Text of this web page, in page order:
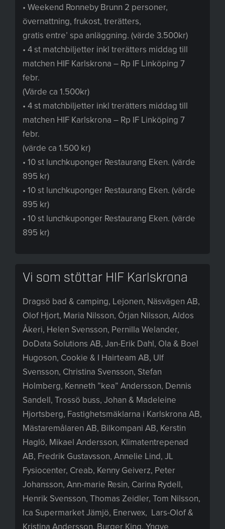
• Weekend Ronneby Brunn 2 personer,
övernattning, frukost, trerätters,
gratis entre’ spa anläggning. (värde 3.500kr)
• 4 st matchbiljetter inkl trerätters middag till
matchen HIF Karlskrona – Rp IF Linköping 7
febr.
(Värde ca 1.500kr)
• 4 st matchbiljetter inkl trerätters middag till
matchen HIF Karlskrona – Rp IF Linköping 7
febr.
(värde ca 1.500 kr)
• 10 st lunchkuponger Restaurang Eken. (värde
895 kr)
• 10 st lunchkuponger Restaurang Eken. (värde
895 kr)
• 10 st lunchkuponger Restaurang Eken. (värde
895 kr)
Vi som stöttar HIF Karlskrona
Dragsö bad & camping, Lejonen, Näsvägen AB,
Olof Hjort, Maria Nilsson, Örjan Nilsson, Aldos
Åkeri, Helen Svensson, Pernilla Welander,
DoData Solutions AB, Jan-Erik Dahl, Ola & Boel
Hugoson, Cookie & I Hairteam AB, Ulf
Svensson, Christina Svensson, Stefan
Holmberg, Kenneth ”kea” Andersson, Dennis
Sandell, Trossö buss, Johan & Madeleine
Hjortsberg, Fastighetsmäklarna i Karlskrona AB,
Mästaremålaren AB, Bilkompani AB, Kerstin
Haglö, Mikael Andersson, Klimatentrepenad
AB, Fredrik Gustavsson, Annelie Lind, JL
Fysiocenter, Creab, Kenny Geiverz, Peter
Johansson, Ann-marie Resin, Carina Rydell,
Henrik Svensson, Thomas Zeidler, Tom Nilsson,
Ica Supermarket Jämjö, Enerwex, Lars-Olof &